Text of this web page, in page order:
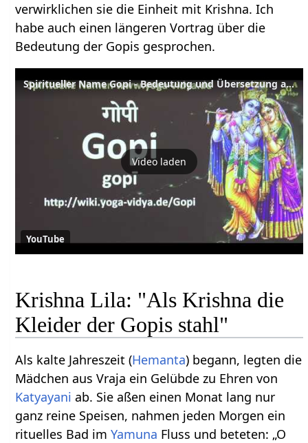
verwirklichen sie die Einheit mit Krishna. Ich
habe auch einen längeren Vortrag über die
Bedeutung der Gopis gesprochen.
Spiritueller Name Gopi - Bedeutung und Übersetzung aus dem Sanskrit
Video laden
YouTube
Krishna Lila: "Als Krishna die
Kleider der Gopis stahl"
Als kalte Jahreszeit (Hemanta) begann, legten die
Mädchen aus Vraja ein Gelübde zu Ehren von
Katyayani ab. Sie aßen einen Monat lang nur
ganz reine Speisen, nahmen jeden Morgen ein
rituelles Bad imYamuna Fluss und beteten: „O